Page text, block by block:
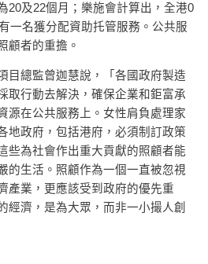
20及22個月；樂施會計算出，全港0
一名獲分配資助托管服務。公共服
顧者的重擔。
目總監曾迦慧說，「各國政府製造
取行動去解決，確保企業和鉅富承
源在公共服務上。女性肩負處理家
地政府，包括港府，必須制訂政策
些為社會作出重大貢獻的照顧者能
的生活。照顧作為一個一直被忽視
產業，更應該受到政府的優先重
經濟，是為大眾，而非一小撮人創